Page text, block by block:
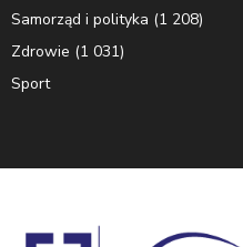
Samorząd i polityka (1 208)
Zdrowie (1 031)
Sport